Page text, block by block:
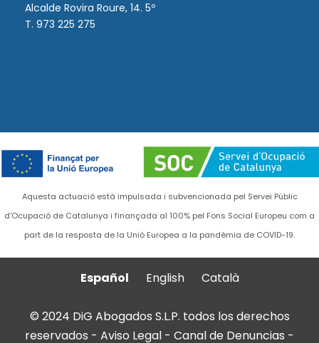
Alcalde Rovira Roure, 14. 5º
T. 973 225 275
Aquesta actuació està impulsada i subvencionada pel Servei Públic
d'Ocupació de Catalunya i finançada al 100% pel Fons Social Europeu com a
part de la resposta de la Unió Europea a la pandèmia de COVID-19.
Español English Català
© 2024 DiG Abogados S.L.P. todos los derechos
reservados - Aviso Legal - Canal de Denuncias -